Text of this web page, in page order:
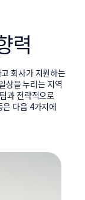
력
회사가 지원하는
상을 누리는 지역
과 전략적으로
다음 4가지에